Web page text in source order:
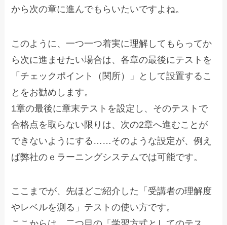
から次の章に進んでもらいたいですよね。
このように、一つ一つ着実に理解してもらってか
ら次に進ませたい場合は、各章の最後にテストを
「チェックポイント（関所）」として設置するこ
とをお勧めします。
1章の最後に章末テストを設定し、そのテストで
合格点を取らない限りは、次の2章へ進むことが
できないようにする……そのような設定が、例え
ば弊社のｅラーニングシステムでは可能です。
ここまでが、先ほどご紹介した「受講者の理解度
やレベルを測る」テストの使い方です。